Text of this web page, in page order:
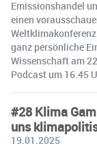
Emissionshandel
einen
ganz persönliche
Wissenschaft am
Podcast um 16.45
#28 Klima
uns
19.01.2025